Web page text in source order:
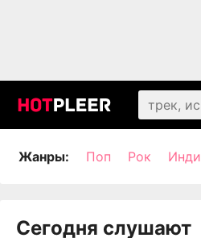
Жанры: Поп Рок Инди
Сегодня слушают